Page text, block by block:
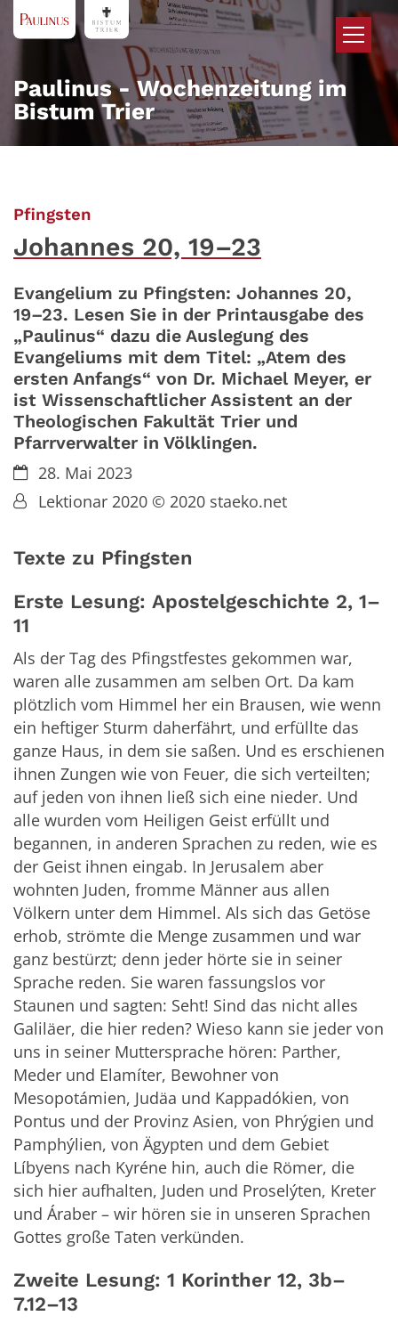
Zum Inhalt springen
Paulinus - Wochenzeitung im
Bistum Trier
Pfingsten
Johannes 20, 19–23
Evangelium zu Pfingsten: Johannes 20,
19–23. Lesen Sie in der Printausgabe des
„Paulinus“ dazu die Auslegung des
Evangeliums mit dem Titel: „Atem des
ersten Anfangs“ von Dr. Michael Meyer, er
ist Wissenschaftlicher Assistent an der
Theologischen Fakultät Trier und
Pfarrverwalter in Völklingen.
Datum:28. Mai 2023
Von:Lektionar 2020 © 2020 staeko.net
Texte zu Pfingsten
Erste Lesung: Apostelgeschichte 2, 1–
11
Als der Tag des Pfingstfestes gekommen war,
waren alle zusammen am selben Ort. Da kam
plötzlich vom Himmel her ein Brausen, wie wenn
ein heftiger Sturm daherfährt, und erfüllte das
ganze Haus, in dem sie saßen. Und es erschienen
ihnen Zungen wie von Feuer, die sich verteilten;
auf jeden von ihnen ließ sich eine nieder. Und
alle wurden vom Heiligen Geist erfüllt und
begannen, in anderen Sprachen zu reden, wie es
der Geist ihnen eingab. In Jerusalem aber
wohnten Juden, fromme Männer aus allen
Völkern unter dem Himmel. Als sich das Getöse
erhob, strömte die Menge zusammen und war
ganz bestürzt; denn jeder hörte sie in seiner
Sprache reden. Sie waren fassungslos vor
Staunen und sagten: Seht! Sind das nicht alles
Galiläer, die hier reden? Wieso kann sie jeder von
uns in seiner Muttersprache hören: Parther,
Meder und Elamíter, Bewohner von
Mesopotámien, Judäa und Kappadókien, von
Pontus und der Provinz Asien, von Phrýgien und
Pamphýlien, von Ägypten und dem Gebiet
Líbyens nach Kyréne hin, auch die Römer, die
sich hier aufhalten, Juden und Proselýten, Kreter
und Áraber – wir hören sie in unseren Sprachen
Gottes große Taten verkünden.
Zweite Lesung: 1 Korinther 12, 3b–
7.12–13